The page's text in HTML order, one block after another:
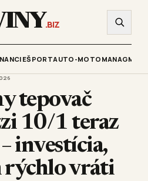
.BIZ
ŠPORTAUTO-MOTO
tepovač
10/1 teraz
investícia,
rýchlo vráti